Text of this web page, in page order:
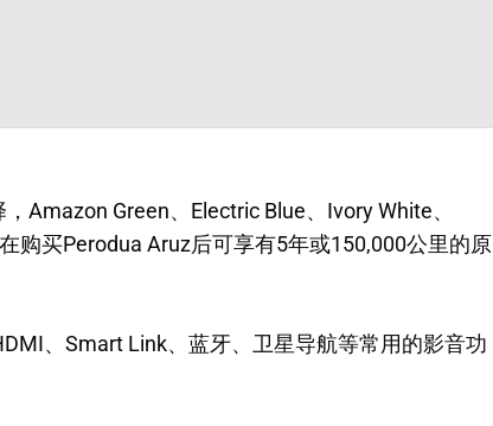
Amazon Green、Electric Blue、Ivory White、
购买Perodua Aruz后可享有5年或150,000公里的原
、Smart Link、蓝牙、卫星导航等常用的影音功